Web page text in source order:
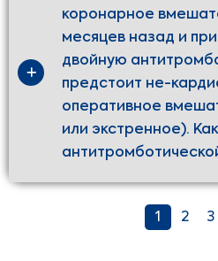
коронарное
месяцев назад и
двойную
предстоит не-
оперативное
или экстренное).
1 2 3